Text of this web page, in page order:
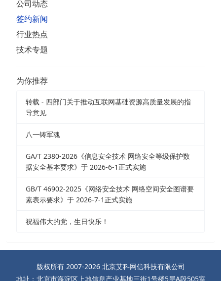
公司动态
签约新闻
行业热点
技术专题
为你推荐
转载 - 四部门关于推动互联网基础资源高质量发展的指
导意见
八一铸军魂
GA/T 2380-2026《信息安全技术 网络安全等级保护数
据安全基本要求》于 2026-6-1正式实施
GB/T 46902-2025《网络安全技术 网络空间安全图谱要
素表示要求》于 2026-7-1正式实施
祝福伟大的党，生日快乐！
版权所有 2007-2026 北京艾科网信科技有限公司
地址：北京市海淀区上地信息产业基地三街1号楼5层A段505室